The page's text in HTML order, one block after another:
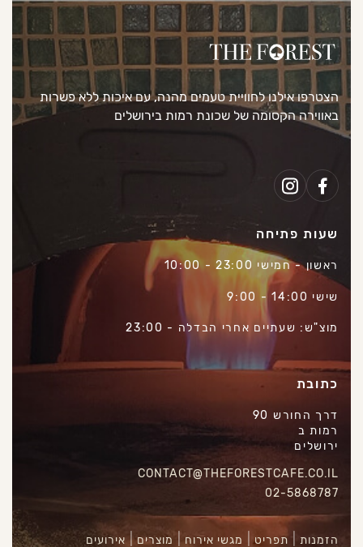
הצטרפו אילנו לחוויית טעמים מהנה, עם איכות ללא פשרות
באווירה הקסומה של שכונת רמות בירושלים
הזמנות תפריט מגשי אירוח מוצרים אירועים
שעות פתיחה
ראשון - חמישי 23:00 - 10:00
שישי 14:00 - 9:00
מוצ"ש: שעתיים אחרי הבדלה - 23:00
כתובת
דרך החורש 90
רמות ב
ירושלים
CONTACT@THEFORESTCAFE.CO.IL
02-5868787